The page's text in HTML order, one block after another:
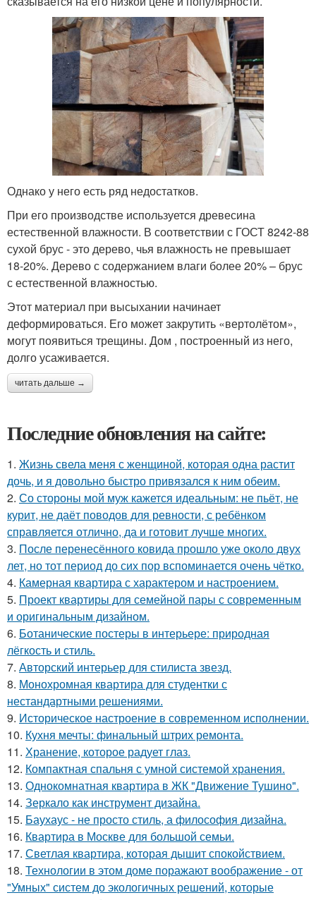
Однако у него есть ряд недостатков.
При его производстве используется древесина
естественной влажности. В соответствии с ГОСТ 8242-88
сухой брус - это дерево, чья влажность не превышает
18-20%. Дерево с содержанием влаги более 20% – брус
с естественной влажностью.
Этот материал при высыхании начинает
деформироваться. Его может закрутить «вертолётом»,
могут появиться трещины. Дом , построенный из него,
долго усаживается.
читать дальше →
Последние обновления на сайте:
1. Жизнь свела меня с женщиной, которая одна растит
дочь, и я довольно быстро привязался к ним обеим.
2. Со стороны мой муж кажется идеальным: не пьёт, не
курит, не даёт поводов для ревности, с ребёнком
справляется отлично, да и готовит лучше многих.
3. После перенесённого ковида прошло уже около двух
лет, но тот период до сих пор вспоминается очень чётко.
4. Камерная квартира с характером и настроением.
5. Проект квартиры для семейной пары с современным
и оригинальным дизайном.
6. Ботанические постеры в интерьере: природная
лёгкость и стиль.
7. Авторский интерьер для стилиста звезд.
8. Монохромная квартира для студентки с
нестандартными решениями.
9. Историческое настроение в современном исполнении.
10. Кухня мечты: финальный штрих ремонта.
11. Хранение, которое радует глаз.
12. Компактная спальня с умной системой хранения.
13. Однокомнатная квартира в ЖК "Движение Тушино".
14. Зеркало как инструмент дизайна.
15. Баухаус - не просто стиль, а философия дизайна.
16. Квартира в Москве для большой семьи.
17. Светлая квартира, которая дышит спокойствием.
18. Технологии в этом доме поражают воображение - от
"Умных" систем до экологичных решений, которые